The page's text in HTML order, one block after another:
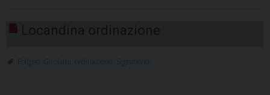
Foligno Girolami ordinazione Sigismondi